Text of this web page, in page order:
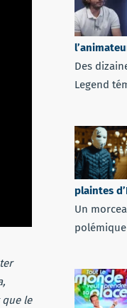
le
Des
Legend
plaintes
Un
polémique